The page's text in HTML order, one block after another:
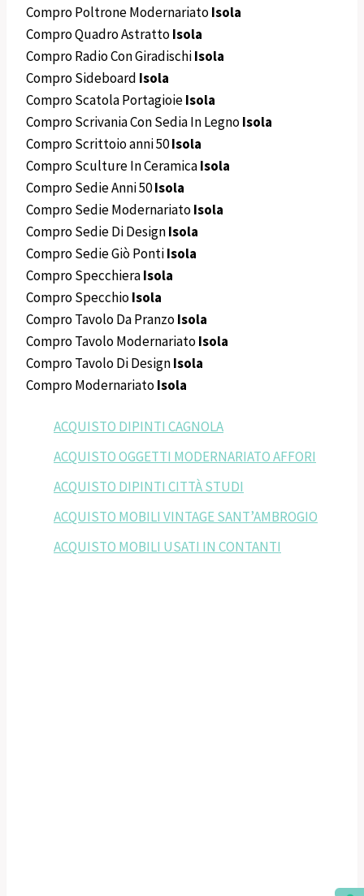
Compro Poltrone ModernariatoIsola
Compro Quadro AstrattoIsola
Compro Radio Con GiradischiIsola
Compro Sideboard Isola
Compro Scatola PortagioieIsola
Compro Scrivania Con Sedia In LegnoIsola
Compro Scrittoio anni 50Isola
Compro Sculture In CeramicaIsola
Compro Sedie Anni 50Isola
Compro Sedie ModernariatoIsola
Compro Sedie Di DesignIsola
Compro Sedie Giò PontiIsola
Compro SpecchieraIsola
Compro SpecchioIsola
Compro Tavolo Da PranzoIsola
Compro Tavolo ModernariatoIsola
Compro Tavolo Di DesignIsola
Compro ModernariatoIsola
ACQUISTO DIPINTI CAGNOLA
ACQUISTO OGGETTI MODERNARIATO AFFORI
ACQUISTO DIPINTI CITTÀ STUDI
ACQUISTO MOBILI VINTAGE SANT’AMBROGIO
ACQUISTO MOBILI USATI IN CONTANTI